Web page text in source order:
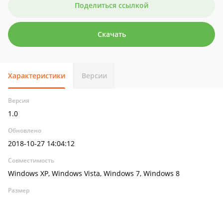
Поделиться ссылкой
Скачать
Характеристики Версии
Версия
1.0
Обновлено
2018-10-27 14:04:12
Совместимость
Windows XP, Windows Vista, Windows 7, Windows 8
Размер